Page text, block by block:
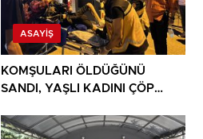
ASAYIŞ
KOMŞULARI ÖLDÜĞÜNÜ
SANDI, YAŞLI KADINI ÇÖP
BULUNDU